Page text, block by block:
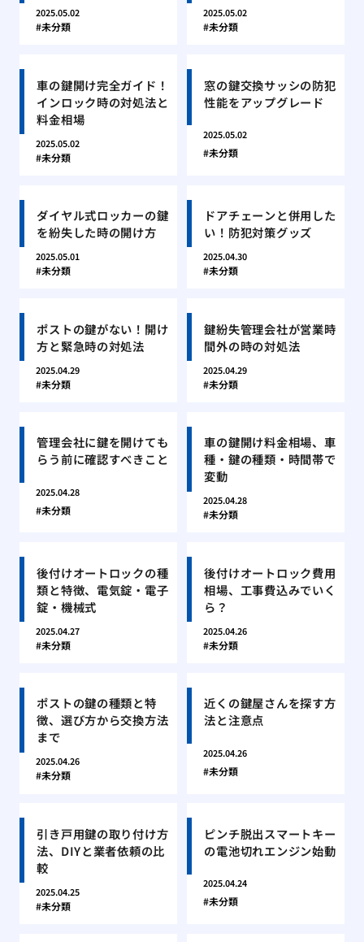
2025.05.02
未分類
2025.05.02
未分類
車の鍵開け完全ガイド！
インロック時の対処法と
料金相場
2025.05.02
未分類
窓の鍵交換サッシの防犯
性能をアップグレード
2025.05.02
未分類
ダイヤル式ロッカーの鍵
を紛失した時の開け方
2025.05.01
未分類
ドアチェーンと併用した
い！防犯対策グッズ
2025.04.30
未分類
ポストの鍵がない！開け
方と緊急時の対処法
2025.04.29
未分類
鍵紛失管理会社が営業時
間外の時の対処法
2025.04.29
未分類
管理会社に鍵を開けても
らう前に確認すべきこと
2025.04.28
未分類
車の鍵開け料金相場、車
種・鍵の種類・時間帯で
変動
2025.04.28
未分類
後付けオートロックの種
類と特徴、電気錠・電子
錠・機械式
2025.04.27
未分類
後付けオートロック費用
相場、工事費込みでいく
ら？
2025.04.26
未分類
ポストの鍵の種類と特
徴、選び方から交換方法
まで
2025.04.26
未分類
近くの鍵屋さんを探す方
法と注意点
2025.04.26
未分類
引き戸用鍵の取り付け方
法、DIYと業者依頼の比
較
2025.04.25
未分類
ピンチ脱出スマートキー
の電池切れエンジン始動
2025.04.24
未分類